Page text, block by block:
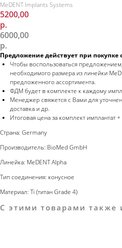
MeDENT Implants Systems
5200,00
р.
6000,00
р.
Предложение действует при покупке
Чтобы воспользоваться
необходимого размера из линейки
предложенного ассортимента.
ФДМ будет в комплекте к каждому
Менеджер свяжется с Вами для
доставка и др.
Итоговая цена за комплект имплантат
Страна: Germany
Производитель: BioMed GmbH
Линейка: MeDENT Alpha
Тип соединения: конусное
Материал: Ti (титан Grade 4)
С этими товарами также